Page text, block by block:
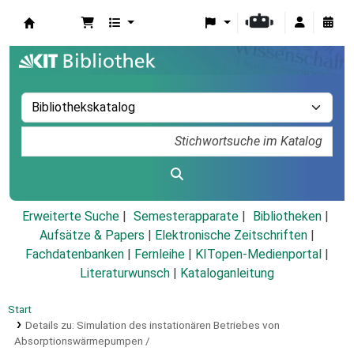
Erweiterte Suche Semesterapparate
Bibliotheken
Aufsätze & Papers
Elektronische Zeitschriften
Fachdatenbanken
Fernleihe KITopen-Medienportal
Literaturwunsch
Kataloganleitung
Start
Details zu: Simulation des instationären Betriebes von
Absorptionswärmepumpen /